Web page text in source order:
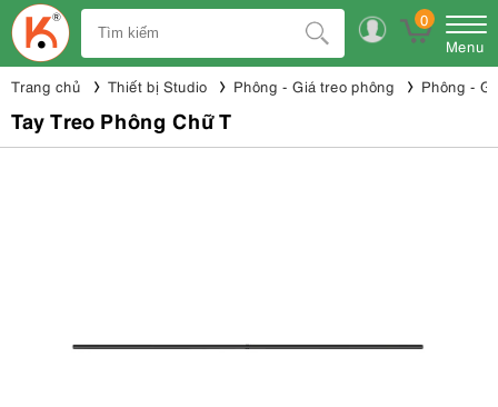
0
Menu
Trang chủ Thiết bị Studio Phông - Giá treo phông Phông -
Tay Treo Phông Chữ T